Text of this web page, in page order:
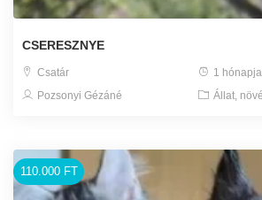
CSERESZNYE
Csatár
1 hónapja
Pozsonyi Gézáné
Állat,
110.000 FT